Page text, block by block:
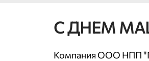
С ДНЕМ
Компания ООО НПП